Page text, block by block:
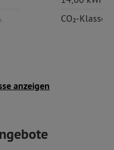
CO₂-Klasse A
anzeigen